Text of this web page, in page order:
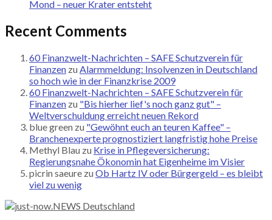
Mond – neuer Krater entsteht
Recent Comments
60 Finanzwelt-Nachrichten – SAFE Schutzverein für
Finanzen zu Alarmmeldung: Insolvenzen in Deutschland
so hoch wie in der Finanzkrise 2009
60 Finanzwelt-Nachrichten – SAFE Schutzverein für
Finanzen zu "Bis hierher lief's noch ganz gut" –
Weltverschuldung erreicht neuen Rekord
blue green zu "Gewöhnt euch an teuren Kaffee" –
Branchenexperte prognostiziert langfristig hohe Preise
Methyl Blau zu Krise in Pflegeversicherung:
Regierungsnahe Ökonomin hat Eigenheime im Visier
picrin saeure zu Ob Hartz IV oder Bürgergeld – es bleibt
viel zu wenig